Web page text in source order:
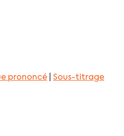
prononcé Sous-titrage